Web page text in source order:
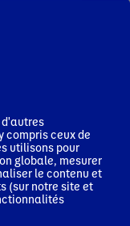
d'autres
compris ceux de
utilisons pour
globale, mesurer
le contenu et
(sur notre site et